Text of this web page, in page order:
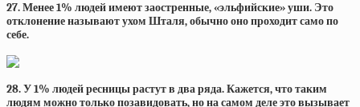
27. Менее 1% людей имеют заостренные, «эльфийские» уши. Это
отклонение называют ухом Шталя, обычно оно проходит само по
себе.
28. У 1% людей ресницы растут в два ряда. Кажется, что таким
людям можно только позавидовать, но на самом деле это вызывает